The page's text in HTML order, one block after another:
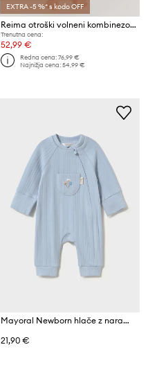
EXTRA -5 %* s kodo OFF
Reima otroški volneni kombinezon Parvin
Trenutna cena:
52,99 €
Redna cena:76,99 €
Najnižja cena:54,99 €
Mayoral Newborn hlače z naramnicami (z nogicami) za dojenčke z bombažem
21,90 €